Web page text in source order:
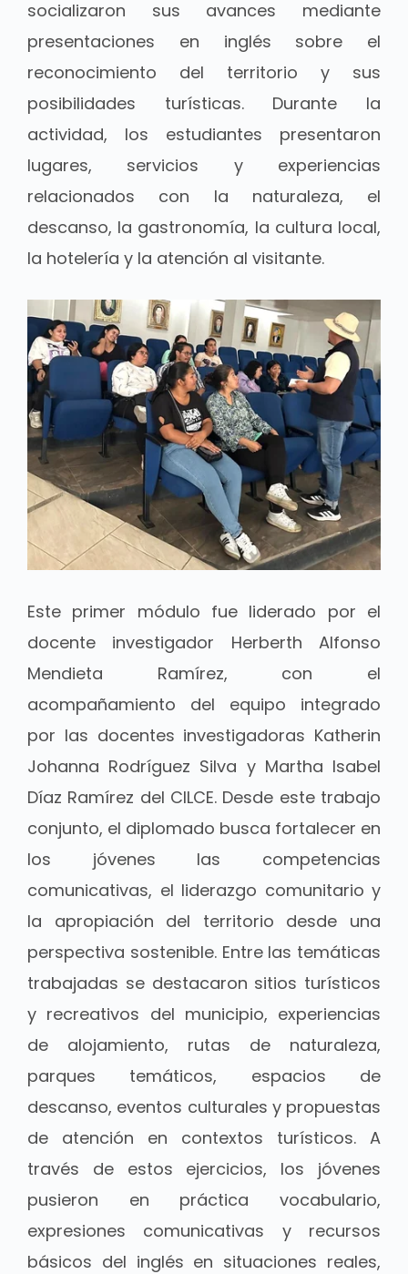
socializaron sus avances mediante
presentaciones en inglés sobre el
reconocimiento del territorio y sus
posibilidades turísticas. Durante la
actividad, los estudiantes presentaron
lugares, servicios y experiencias
relacionados con la naturaleza, el
descanso, la gastronomía, la cultura local,
la hotelería y la atención al visitante.
Este primer módulo fue liderado por el
docente investigador Herberth Alfonso
Mendieta Ramírez, con el
acompañamiento del equipo integrado
por las docentes investigadoras Katherin
Johanna Rodríguez Silva y Martha Isabel
Díaz Ramírez del CILCE. Desde este trabajo
conjunto, el diplomado busca fortalecer en
los jóvenes las competencias
comunicativas, el liderazgo comunitario y
la apropiación del territorio desde una
perspectiva sostenible. Entre las temáticas
trabajadas se destacaron sitios turísticos
y recreativos del municipio, experiencias
de alojamiento, rutas de naturaleza,
parques temáticos, espacios de
descanso, eventos culturales y propuestas
de atención en contextos turísticos. A
través de estos ejercicios, los jóvenes
pusieron en práctica vocabulario,
expresiones comunicativas y recursos
básicos del inglés en situaciones reales,